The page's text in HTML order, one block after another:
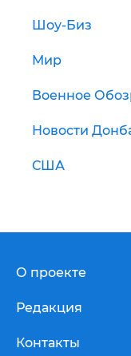
Шоу-Биз
Мир
Военное
Новости
США
О проекте
Редакция
Контакты